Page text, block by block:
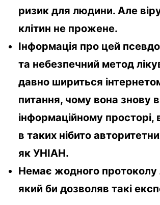
ризик для людини. Але
клітин не прожене.
Інформація про цей
та небезпечний метод
давно шириться
питання, чому вона знову
інформаційному просторі,
в таких нібито
як УНІАН.
Немає жодного протоколу
який би дозволяв такі